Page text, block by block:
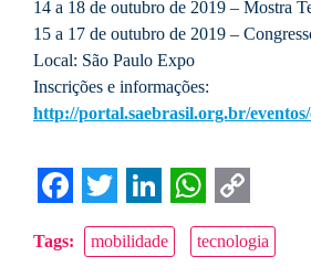
14 a 18 de outubro de 2019 – Mostra
15 a 17 de outubro de 2019 –
Local: São Paulo Expo
Inscrições e informações:
http://portal.saebrasil.org.br/eventos/
Facebook
Twitter
LinkedIn
Copy
Link
Tags: mobilidade tecnologia